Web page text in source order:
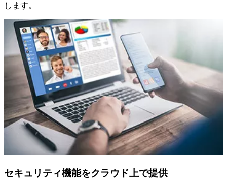
します。
セキュリティ機能をクラウド上で提供